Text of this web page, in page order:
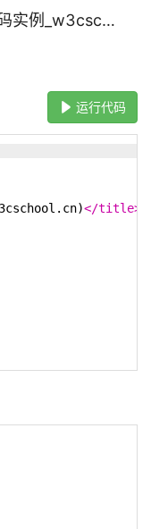
tryhtml_paragraphs0在线代码实例_w3cschool
运行代码
</title>